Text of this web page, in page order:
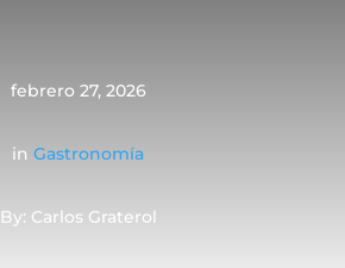
febrero 27, 2026
inGastronomía
By: Carlos Graterol